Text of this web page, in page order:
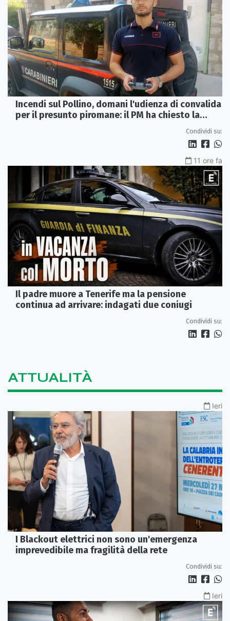
Incendi sul Pollino, domani l'udienza di convalida
per il presunto piromane: il PM ha chiesto la
Condividi su:
11 ore fa
Il padre muore a Tenerife ma la pensione
continua ad arrivare: indagati due coniugi
Condividi su:
ATTUALITÀ
Ieri
I Blackout elettrici non sono un'emergenza
imprevedibile ma fragilità della rete
Condividi su:
Ieri